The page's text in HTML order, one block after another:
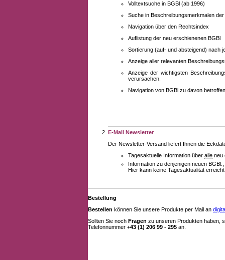
Volltextsuche in BGBl (ab 1996)
Suche in Beschreibungsmerkmalen
Navigation über den Rechtsindex
Auflistung der neu erschienenen BGBl
Sortierung (auf- und absteigend) nach
Anzeige aller relevanten
Anzeige der wichtigsten
verursachen.
Navigation von BGBl zu davon
E-Mail Newsletter
Der Newsletter-Versand liefert Ihnen die
Tagesaktuelle Information über alle neu
Information zu denjenigen neuen
Hier kann keine Tagesaktualität
Bestellung
Bestellen können Sie unsere Produkte per Mail an
Sollten Sie noch Fragen zu unseren Produkten haben,
Telefonnummer +43 (1) 206 99 - 295 an.